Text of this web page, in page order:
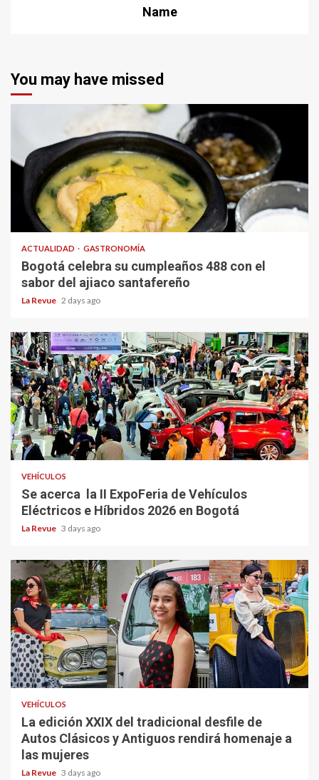
Name
You may have missed
ACTUALIDAD GASTRONOMÍA
Bogotá celebra su cumpleaños 488 con el
sabor del ajiaco santafereño
La Revue 2 days ago
VEHÍCULOS
Se acerca la II ExpoFeria de Vehículos
Eléctricos e Híbridos 2026 en Bogotá
La Revue 3 days ago
VEHÍCULOS
La edición XXIX del tradicional desfile de
Autos Clásicos y Antiguos rendirá homenaje a
las mujeres
La Revue 3 days ago